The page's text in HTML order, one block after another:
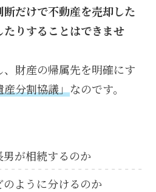
だけで不動産を売却した
たりすることはできませ
、財産の帰属先を明確にす
産分割協議」なのです。
が相続するのか
ように分けるのか